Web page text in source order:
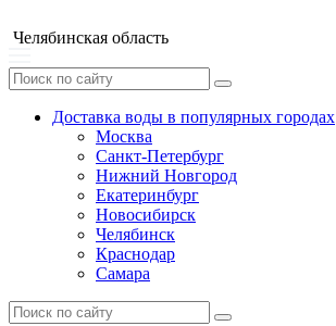
Челябинская область
Доставка воды в популярных городах
Москва
Санкт-Петербург
Нижний Новгород
Екатеринбург
Новосибирск
Челябинск
Краснодар
Самара